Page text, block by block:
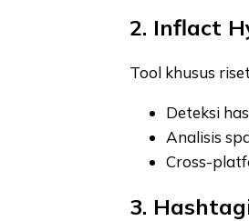
2. Inflact
Tool khusus
Deteksi
Analisis
Cross-
3.